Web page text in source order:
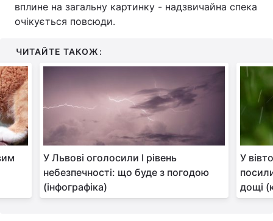
Тема оформлення
вплине на загальну картинку - надзвичайна спека
очікується повсюди.
ЧИТАЙТЕ ТАКОЖ:
У Львові оголосили І рівень
небезпечності: що буде з погодою
(інфографіка)
У
дощі